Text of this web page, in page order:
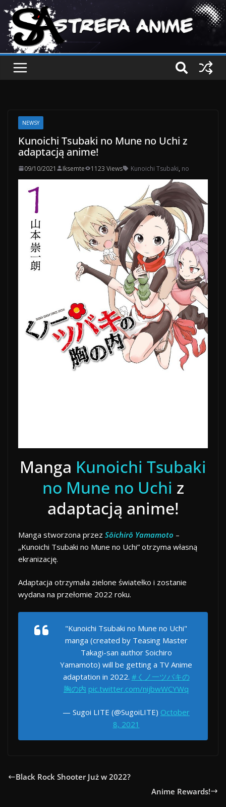
NEWSY
Kunoichi Tsubaki no Mune no Uchi z
adaptacją anime!
09/10/2021 Iksemte 1123 Views Kunoichi Tsubaki, no
Manga Kunoichi Tsubaki
no Mune no Uchi z
adaptacją anime!
Manga stworzona przez Sōichirō Yamamoto –
„Kunoichi Tsubaki no Mune no Uchi” otrzyma własną
ekranizację.
Adaptacja otrzymała zielone światełko i zostanie
wydana na przełomie 2022 roku.
"Kunoichi Tsubaki no Mune no Uchi"
manga (created by Teasing Master
Takagi-san author Soichiro
Yamamoto) will be getting a TV Anime
adaptation in 2022. #くノ一ツバキの
胸の内 pic.twitter.com/nijbwWCYWq
— Sugoi LITE (@SugoiLITE) October
8, 2021
Black Rock Shooter Już w 2022?
Anime Rewards!